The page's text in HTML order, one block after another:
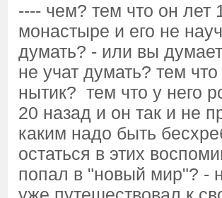
---- чем? тем что он лет
монастыре и его не
думать? - или вы
не учат думать? тем
нытик? тем что у него
20 назад и он так и не
каким надо быть
остаться в этих
попал в "новый мир"? -